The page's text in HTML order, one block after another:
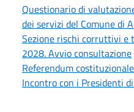
Questionario di
dei servizi del Comune di
Sezione rischi corruttivi e
2028. Avvio consultazione
Referendum
Incontro con i Presidenti